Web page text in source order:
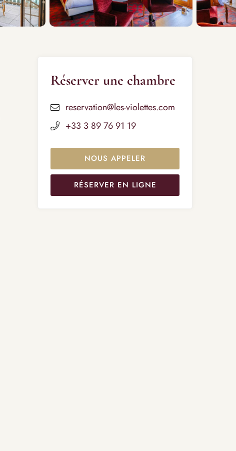
Réserver une chambre
reservation@les-violettes.com
+33 3 89 76 91 19
NOUS APPELER
RÉSERVER EN LIGNE